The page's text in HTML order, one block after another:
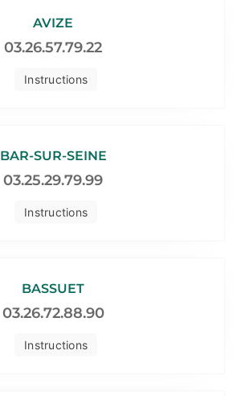
Instructions
AVIZE
03.26.57.79.22
Instructions
BAR-SUR-SEINE
03.25.29.79.99
Instructions
BASSUET
03.26.72.88.90